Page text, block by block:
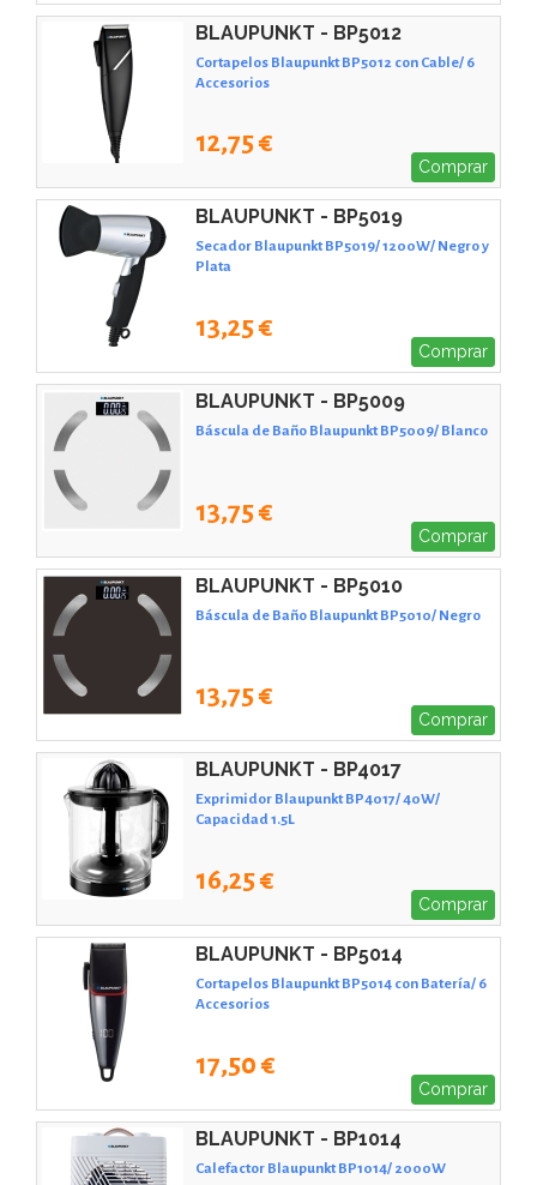
BLAUPUNKT - BP5012
Cortapelos Blaupunkt BP5012 con Cable/ 6
Accesorios
12,75 €
Comprar
BLAUPUNKT - BP5019
Secador Blaupunkt BP5019/ 1200W/ Negro y
Plata
13,25 €
Comprar
BLAUPUNKT - BP5009
Báscula de Baño Blaupunkt BP5009/ Blanco
13,75 €
Comprar
BLAUPUNKT - BP5010
Báscula de Baño Blaupunkt BP5010/ Negro
13,75 €
Comprar
BLAUPUNKT - BP4017
Exprimidor Blaupunkt BP4017/ 40W/
Capacidad 1.5L
16,25 €
Comprar
BLAUPUNKT - BP5014
Cortapelos Blaupunkt BP5014 con Batería/ 6
Accesorios
17,50 €
Comprar
BLAUPUNKT - BP1014
Calefactor Blaupunkt BP1014/ 2000W